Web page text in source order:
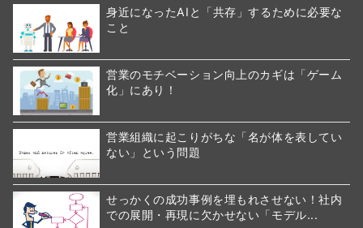
身近になったAIと「共存」するために必要な
こと
営業のモチベーション向上のカギは「ゲーム
化」にあり！
営業組織に起こりがちな「名が体を表してい
ない」という問題
せっかくの成功事例を埋もれさせない！社内
での展開・再現に欠かせない「モデル...